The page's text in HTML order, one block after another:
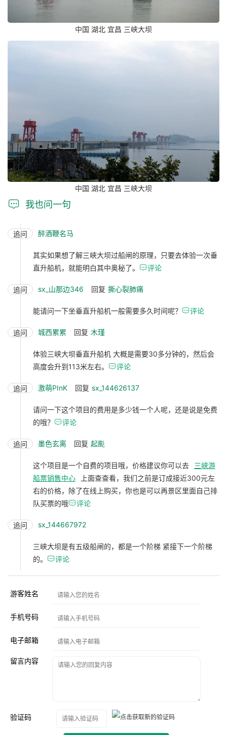
中国 湖北 宜昌 三峡大坝
中国 湖北 宜昌 三峡大坝
 我也问一句
追问 醉酒鞭名马
其实如果想了解三峡大坝过船闸的原理，只要去体验一次垂
直升船机，就能明白其中奥秘了。 评论
追问 sx_山那边346 回复 撕心裂肺痛
能请问一下坐垂直升船机一般需要多久时间呢？ 评论
追问 城西累累 回复 木瑾
体验三峡大坝垂直升船机 大概是需要30多分钟的，然后会
高度会升到113米左右。 评论
追问 激萌PInK 回复 sx_144626137
请问一下这个项目的费用是多少钱一个人呢，还是说是免费
的哦？ 评论
追问 墨色玄离 回复 起颩
这个项目是一个自费的项目哦，价格建议你可以去
三峡游
船票销售中心
上面查查看，我们之前是订成接近300元左
右的价格，除了在线上购买，你也是可以再景区里面自己排
队买票的哦评论
追问 sx_144667972
三峡大坝是有五级船闸的，都是一个阶梯 紧接下一个阶梯
的。 评论
游客姓名
手机号码
电子邮箱
留言内容
验证码